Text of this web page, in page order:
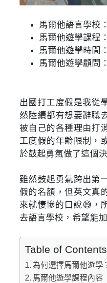
馬爾他語言學校：
馬爾他遊學課程
馬爾他遊學時間
馬爾他遊學顧問
出國打工度假是我從
然陸續都有想要辭職
被自己的各種理由打
工度假的年齡限制，
於鼓起勇氣做了這個決
雖然鼓起勇氣跨出第
假的名額，但英文真
來就悽慘的口說😅，
去語言學校，希望能
Table of Contents
為何選擇馬爾他遊學
馬爾他遊學課程內容